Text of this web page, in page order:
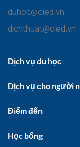
duhoc@cied.vn
dichthuat@cied.vn
Dịch vụ du học
Dịch vụ cho người
Điểm đến
Học bổng